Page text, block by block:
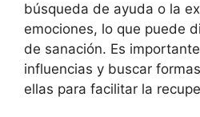
búsqueda de ayuda o la
emociones, lo que puede
de sanación. Es
influencias y buscar
ellas para facilitar la